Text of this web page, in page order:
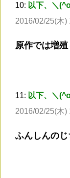
10: 以下、＼
2016/02/25(木)
原作では増
11: 以下、＼
2016/02/25(木)
ふんしんのじ